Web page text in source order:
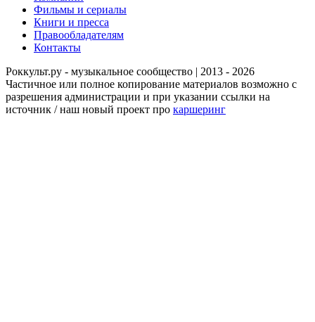
Фильмы и сериалы
Книги и пресса
Правообладателям
Контакты
Роккульт.ру - музыкальное сообщество | 2013 - 2026
Частичное или полное копирование материалов возможно с
разрешения администрации и при указании ссылки на
источник / наш новый проект про каршеринг